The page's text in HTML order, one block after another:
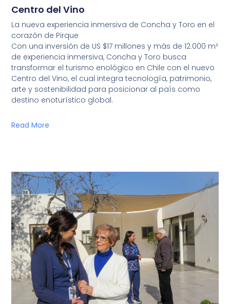
Centro del Vino
La nueva experiencia inmersiva de Concha y Toro en el
corazón de Pirque
Con una inversión de US $17 millones y más de 12.000 m²
de experiencia inmersiva, Concha y Toro busca
transformar el turismo enológico en Chile con el nuevo
Centro del Vino, el cual integra tecnología, patrimonio,
arte y sostenibilidad para posicionar al país como
destino enoturístico global.
Read More